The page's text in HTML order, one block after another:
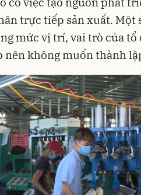
trực tiếp sản xuất. Một
mức vị trí, vai trò của
nên không muốn thành